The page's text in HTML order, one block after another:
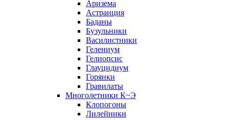
Аризема
Астранция
Баданы
Бузульники
Василистники
Гелениум
Гелиопсис
Глауцидиум
Горянки
Гравилаты
Многолетники К~Э
Клопогоны
Лилейники